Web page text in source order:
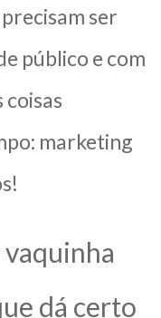
ser
público e com
coisas
marketing
dá certo